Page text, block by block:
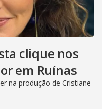
clique nos
em Ruínas
na produção de Cristiane